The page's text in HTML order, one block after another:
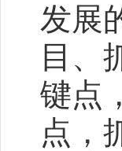
发展
目、
键点
点，